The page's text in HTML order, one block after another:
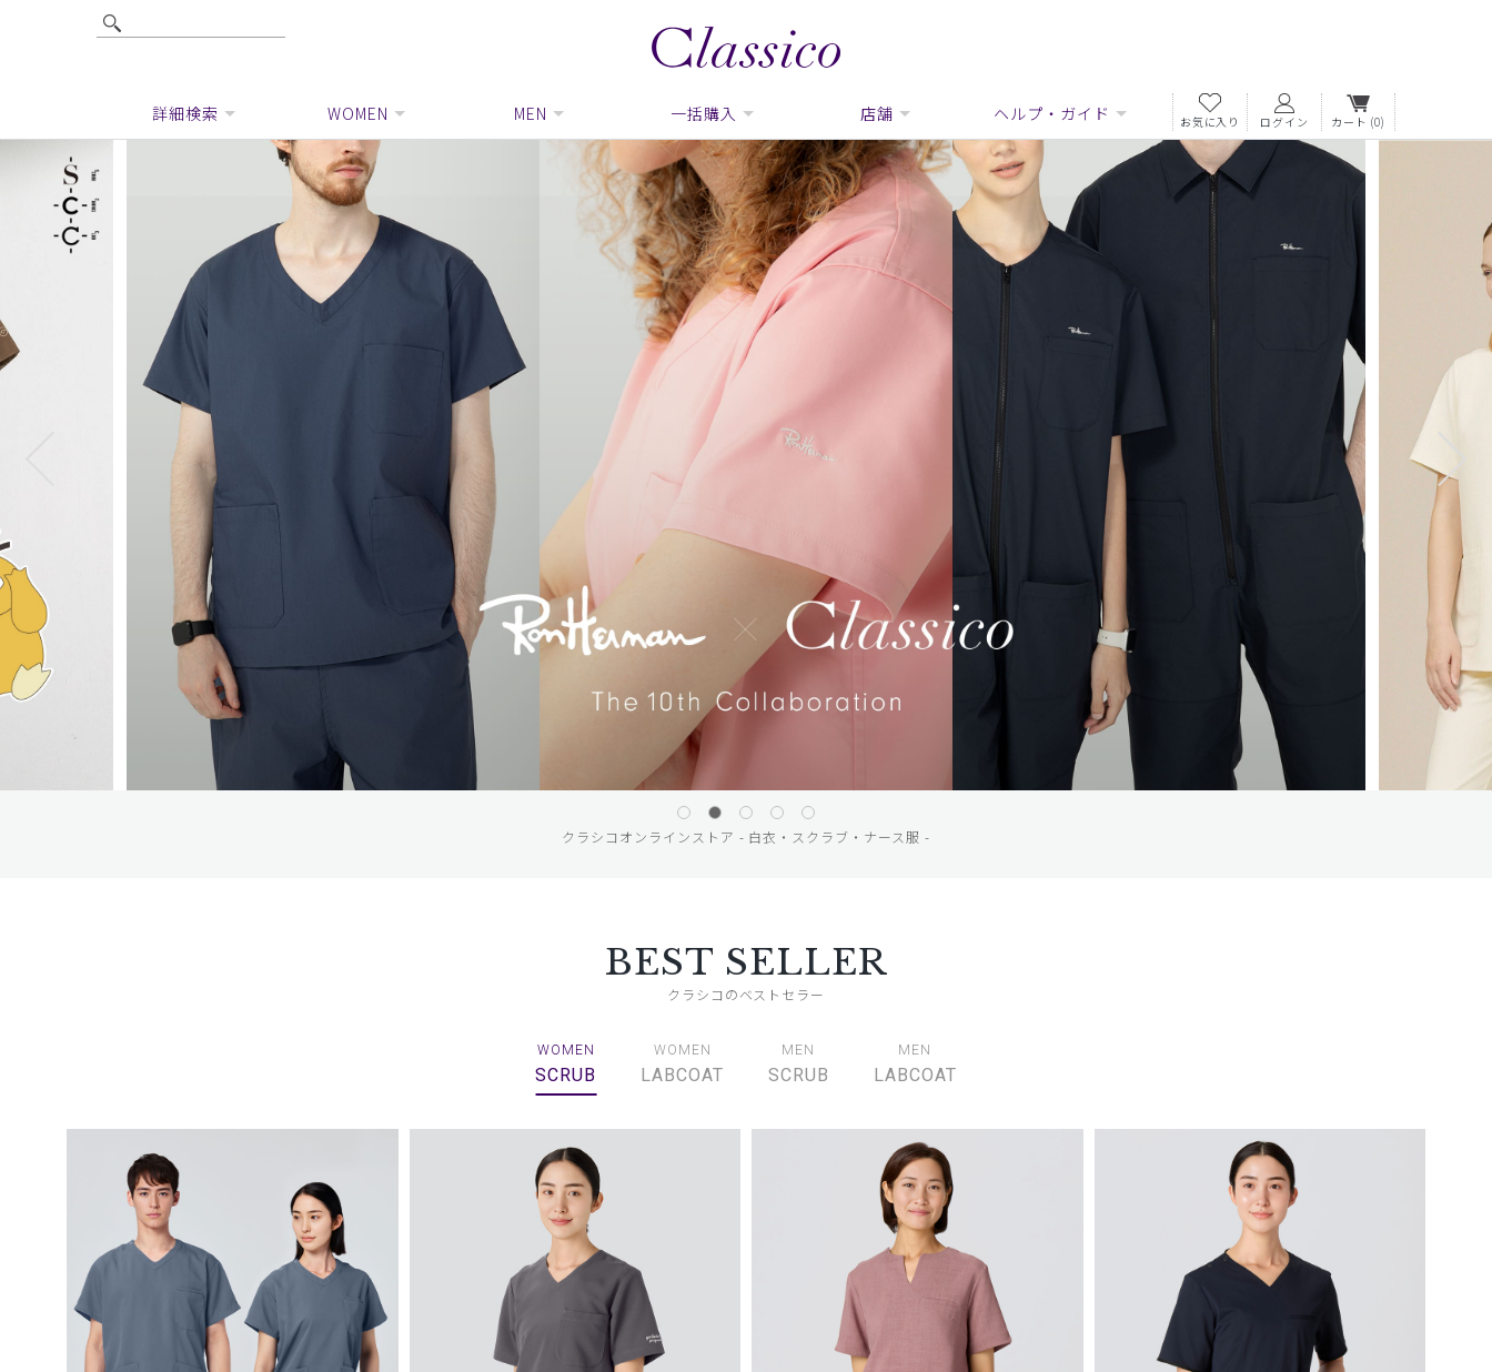
詳細検索 WOMEN MEN 一括購入 店舗 ヘルプ・ガイド お気に入り ログイン カート (0)
クラシコオンラインストア - 白衣・スクラブ・ナース服 -
BEST SELLER
クラシコのベストセラー
WOMEN
SCRUB
WOMEN
LABCOAT
MEN
SCRUB
MEN
LABCOAT